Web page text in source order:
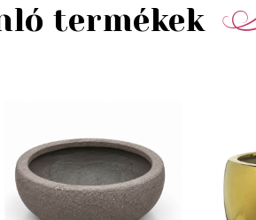
termékek